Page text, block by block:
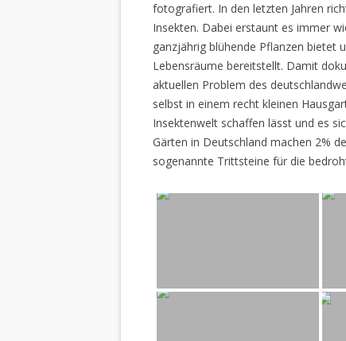
fotografiert. In den letzten Jahren
Insekten. Dabei erstaunt es immer
ganzjährig blühende Pflanzen bietet
Lebensräume bereitstellt. Damit
aktuellen Problem des
selbst in einem recht kleinen
Insektenwelt schaffen lässt und es
Gärten in Deutschland machen 2%
sogenannte Trittsteine für die